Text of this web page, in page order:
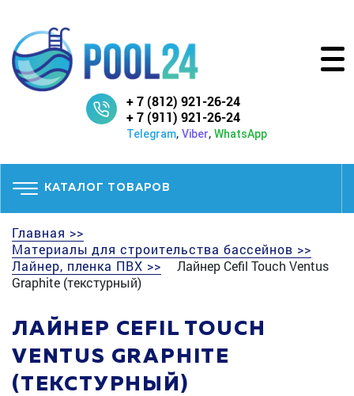
+ 7 (812) 921-26-24
+ 7 (911) 921-26-24
Telegram, Viber, WhatsApp
КАТАЛОГ ТОВАРОВ
Главная >>
Материалы для строительства бассейнов >>
Лайнер, пленка ПВХ >>
Лайнер Cefil Touch Ventus
Graphite (текстурный)
ЛАЙНЕР CEFIL TOUCH
VENTUS GRAPHITE
(ТЕКСТУРНЫЙ)